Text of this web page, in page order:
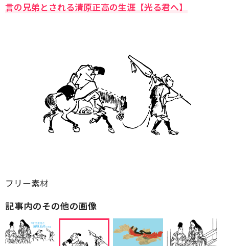
言の兄弟とされる清原正高の生涯【光る君へ】
フリー素材
記事内のその他の画像